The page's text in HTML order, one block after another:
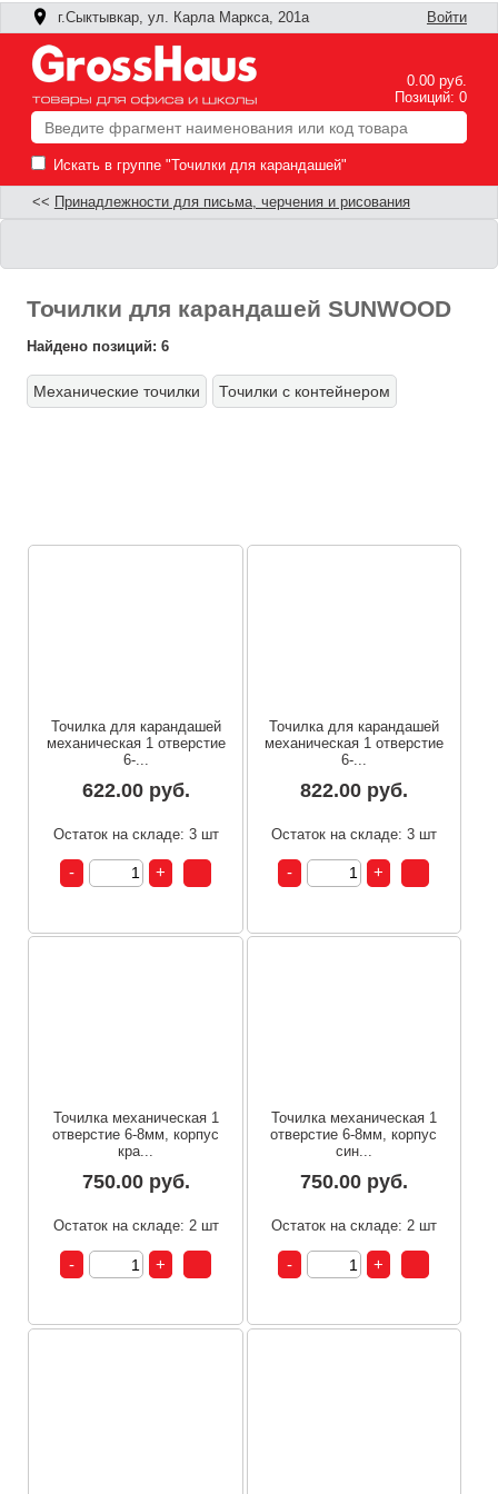
г.Сыктывкар, ул. Карла Маркса, 201а Войти
0.00 руб.
Позиций: 0
Искать в группе "Точилки для карандашей"
<< Принадлежности для письма, черчения и рисования
Точилки для карандашей SUNWOOD
Найдено позиций: 6
Механические точилки Точилки с контейнером
Точилка для карандашей
механическая 1 отверстие
6-...
622.00 руб.
Остаток на складе: 3 шт
Точилка для карандашей
механическая 1 отверстие
6-...
822.00 руб.
Остаток на складе: 3 шт
Точилка механическая 1
отверстие 6-8мм, корпус
кра...
750.00 руб.
Остаток на складе: 2 шт
Точилка механическая 1
отверстие 6-8мм, корпус
син...
750.00 руб.
Остаток на складе: 2 шт